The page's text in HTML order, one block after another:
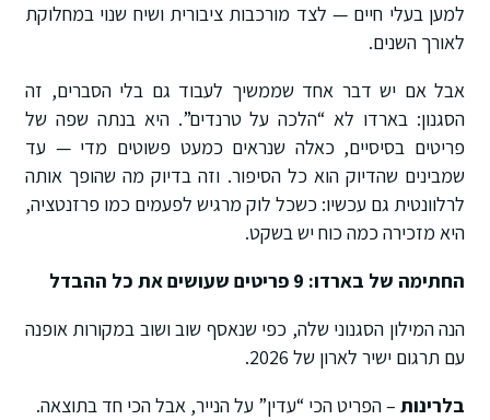
למען בעלי חיים — לצד מורכבות ציבורית ושיח שנוי במחלוקת
לאורך השנים.
אבל אם יש דבר אחד שממשיך לעבוד גם בלי הסברים, זה
הסגנון: בארדו לא “הלכה על טרנדים”. היא בנתה שפה של
פריטים בסיסיים, כאלה שנראים כמעט פשוטים מדי — עד
שמבינים שהדיוק הוא כל הסיפור. וזה בדיוק מה שהופך אותה
לרלוונטית גם עכשיו: כשכל לוק מרגיש לפעמים כמו פרזנטציה,
היא מזכירה כמה כוח יש בשקט.
החתימה של בארדו: 9 פריטים שעושים את כל ההבדל
הנה המילון הסגנוני שלה, כפי שנאסף שוב ושוב במקורות אופנה
עם תרגום ישיר לארון של 2026.
בלרינות – הפריט הכי “עדין” על הנייר, אבל הכי חד בתוצאה.